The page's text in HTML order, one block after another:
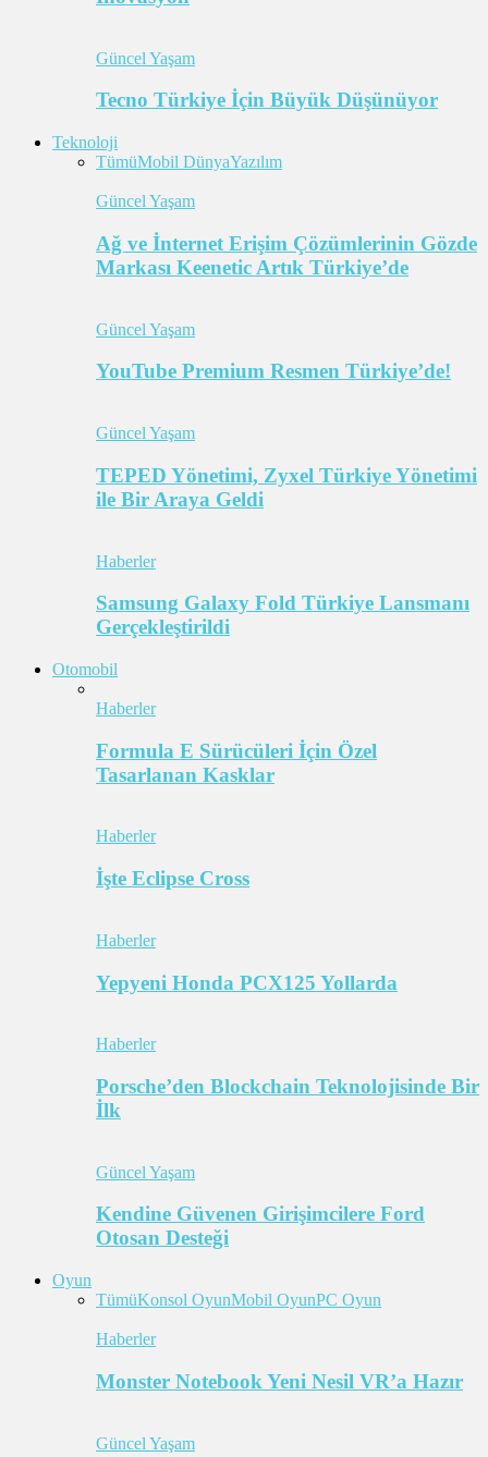
Güncel Yaşam
Tecno Türkiye İçin Büyük Düşünüyor
Teknoloji
TümüMobil DünyaYazılım
Güncel Yaşam
Ağ ve İnternet Erişim Çözümlerinin Gözde
Markası Keenetic Artık Türkiye’de
Güncel Yaşam
YouTube Premium Resmen Türkiye’de!
Güncel Yaşam
TEPED Yönetimi, Zyxel Türkiye Yönetimi
ile Bir Araya Geldi
Haberler
Samsung Galaxy Fold Türkiye Lansmanı
Gerçekleştirildi
Otomobil
Haberler
Formula E Sürücüleri İçin Özel
Tasarlanan Kasklar
Haberler
İşte Eclipse Cross
Haberler
Yepyeni Honda PCX125 Yollarda
Haberler
Porsche’den Blockchain Teknolojisinde Bir
İlk
Güncel Yaşam
Kendine Güvenen Girişimcilere Ford
Otosan Desteği
Oyun
TümüKonsol OyunMobil OyunPC Oyun
Haberler
Monster Notebook Yeni Nesil VR’a Hazır
Güncel Yaşam